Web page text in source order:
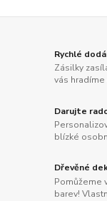
Rychlé
Zásilky
vás hradíme
Darujte
blízké
Dřevěné
Pomůžeme
barev!